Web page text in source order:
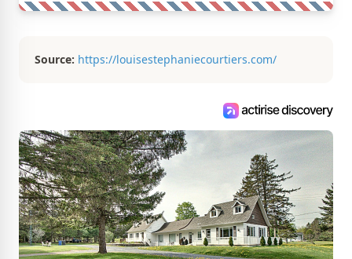
Source: https://louisestephaniecourtiers.com/